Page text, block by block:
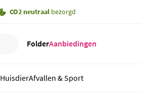
CO2 neutraal bezorgd
FolderAanbiedingen
HuisdierAfvallen & Sport